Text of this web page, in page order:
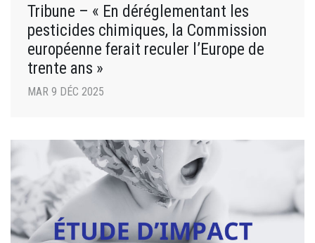
Tribune – « En déréglementant les
pesticides chimiques, la Commission
européenne ferait reculer l’Europe de
trente ans »
MAR 9 DÉC 2025